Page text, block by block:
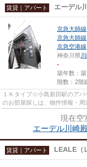
賃貸｜アパート エーデル
京急大師線
京急大師線
京急空港線
神奈川県
-
築年数：
階数：2階
１Ｋタイプ☆小島新田駅のア
のお部屋探しは、物件情報・
現在空
エーデル川崎
賃貸｜アパート LEALE（